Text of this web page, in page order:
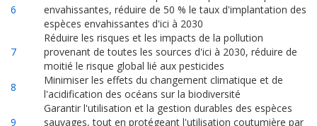
6
envahissantes, réduire de 50 % le taux d'implantation des
espèces envahissantes d'ici à 2030
7
Réduire les risques et les impacts de la pollution
provenant de toutes les sources d'ici à 2030, réduire de
moitié le risque global lié aux pesticides
8
Minimiser les effets du changement climatique et de
l'acidification des océans sur la biodiversité
9
Garantir l'utilisation et la gestion durables des espèces
sauvages, tout en protégeant l'utilisation coutumière par